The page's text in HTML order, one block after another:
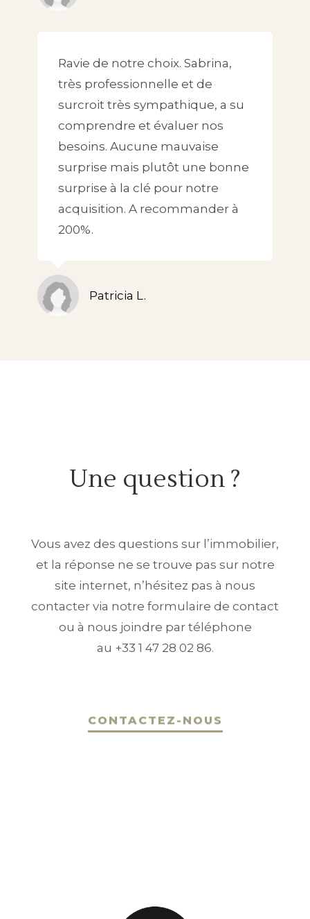
Ravie de notre choix. Sabrina,
très professionnelle et de
surcroit très sympathique, a su
comprendre et évaluer nos
besoins. Aucune mauvaise
surprise mais plutôt une bonne
surprise à la clé pour notre
acquisition. A recommander à
200%.
Patricia L.
Une question ?
Vous avez des questions sur l’immobilier,
et la réponse ne se trouve pas sur notre
site internet, n’hésitez pas à nous
contacter via notre formulaire de contact
ou à nous joindre par téléphone
au +33 1 47 28 02 86.
CONTACTEZ-NOUS